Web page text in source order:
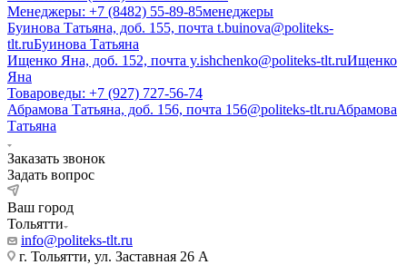
Менеджеры: +7 (8482) 55-89-85менеджеры
Буинова Татьяна, доб. 155, почта t.buinova@politeks-
tlt.ruБуинова Татьяна
Ищенко Яна, доб. 152, почта y.ishchenko@politeks-tlt.ruИщенко
Яна
Товароведы: +7 (927) 727-56-74
Абрамова Татьяна, доб. 156, почта 156@politeks-tlt.ruАбрамова
Татьяна
Заказать звонок
Задать вопрос
Ваш город
Тольятти
info@politeks-tlt.ru
г. Тольятти, ул. Заставная 26 А